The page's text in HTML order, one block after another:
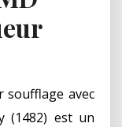
soufflage avec
(1482) est un